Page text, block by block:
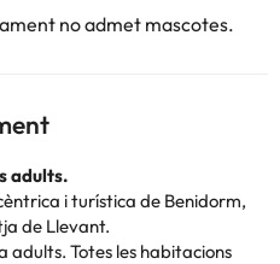
no admet mascotes.
adults.
i turística de Benidorm,
de Llevant.
adults. Totes les habitacions